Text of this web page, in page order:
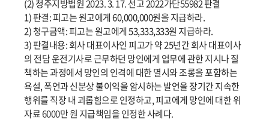
(2) 청주지방법원 2023. 3. 17. 선고 2022가단55982 판결
1) 판결: 피고는 원고에게 60,000,000원을 지급하라.
2) 청구금액: 피고는 원고에게 53,333,333원 지급하라.
3) 판결내용: 회사 대표이사인 피고가 약 25년간 회사 대표이사
의 전담 운전기사로 근무하던 망인에게 업무에 관한 지시나 질
책하는 과정에서 망인의 인격에 대한 멸시와 조롱을 포함하는
욕설, 폭언과 신분상 불이익을 암시하는 발언을 장기간 지속한
행위를 직장 내 괴롭힘으로 인정하고, 피고에게 망인에 대한 위
자료 6000만 원 지급책임을 인정한 사례다.